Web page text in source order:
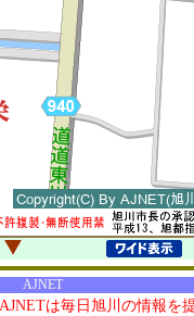
AJNET
AJNETは毎日旭川の情報を